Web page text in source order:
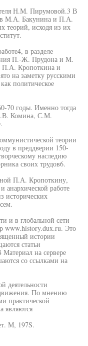
Н.М. Пирумовой.3 В
М.А. Бакунина и П.А.
теорий, исходя из их
в разделе
П.-Ж. Прудона и М.
П.А. Кропоткина и
на заметку русскими
политическое
70 годы. Именно тогда
Комина, С.М.
теории
в преддверии 150-
наследию
своих трудов6.
П.А. Кропоткину,
анархической работе
и в глобальной сети
www.history.dux.ru. Это
истории
статьи
на сервере
со ссылками на
деятельности
По мнению
практической
являются
М, 197S.